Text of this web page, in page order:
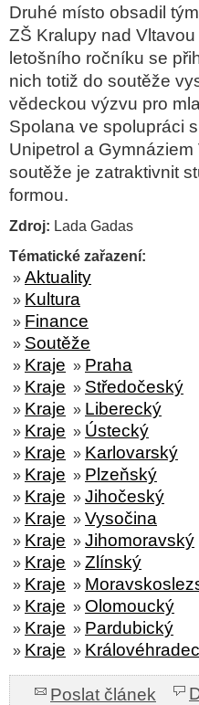
Druhé místo obsadil
ZŠ Kralupy nad
letošního ročníku se
nich totiž do soutěže
vědeckou výzvu pro
Spolana ve spolupráci
Unipetrol a
soutěže je zatraktivnit
formou.
Zdroj: Lada Gadas
Tématické zařazení:
» Aktuality
» Kultura
» Finance
» Soutěže
» Kraje » Praha
» Kraje » Středočeský
» Kraje » Liberecký
» Kraje » Ústecký
» Kraje » Karlovarský
» Kraje » Plzeňský
» Kraje » Jihočeský
» Kraje » Vysočina
» Kraje » Jihomoravský
» Kraje » Zlínský
» Kraje »
» Kraje » Olomoucký
» Kraje » Pardubický
» Kraje »
Poslat článek